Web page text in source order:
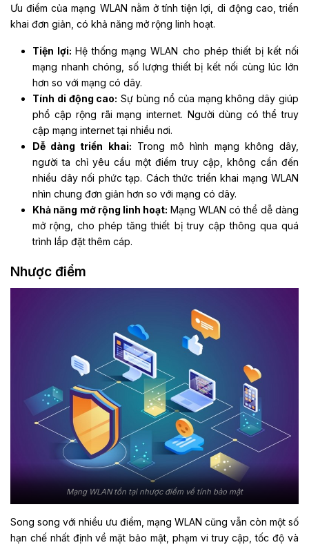
Ưu điểm của mạng WLAN nằm ở tính tiện lợi, di động cao, triển
khai đơn giản, có khả năng mở rộng linh hoạt.
Tiện lợi:Hệ thống mạng WLAN cho phép thiết bị kết nối
mạng nhanh chóng, số lượng thiết bị kết nối cùng lúc lớn
hơn so với mạng có dây.
Tính di động cao: Sự bùng nổ của mạng không dây giúp
phổ cập rộng rãi mạng internet. Người dùng có thể truy
cập mạng internet tại nhiều nơi.
Dễ dàng triển khai: Trong mô hình mạng không dây,
người ta chỉ yêu cầu một điểm truy cập, không cần đến
nhiều dây nối phức tạp. Cách thức triển khai mạng WLAN
nhìn chung đơn giản hơn so với mạng có dây.
Khả năng mở rộng linh hoạt: Mạng WLAN có thể dễ dàng
mở rộng, cho phép tăng thiết bị truy cập thông qua quá
trình lắp đặt thêm cáp.
Nhược điểm
Mạng WLAN tồn tại nhược điểm về tính bảo mật
Song song với nhiều ưu điểm, mạng WLAN cũng vẫn còn một số
hạn chế nhất định về mặt bảo mật, phạm vi truy cập, tốc độ và